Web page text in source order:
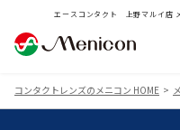
エースコンタクト 上野マルイ店
コンタクトレンズのメニコン HOME